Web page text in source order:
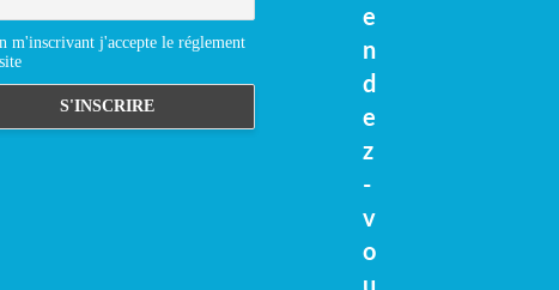
m'inscrivant j'accepte le réglement
e
n
d
e
z
-
v
o